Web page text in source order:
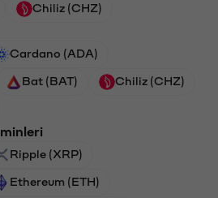
Chiliz (CHZ)
Cardano (ADA)
Bat (BAT) Chiliz (CHZ)
Ripple (XRP)
Ethereum (ETH)